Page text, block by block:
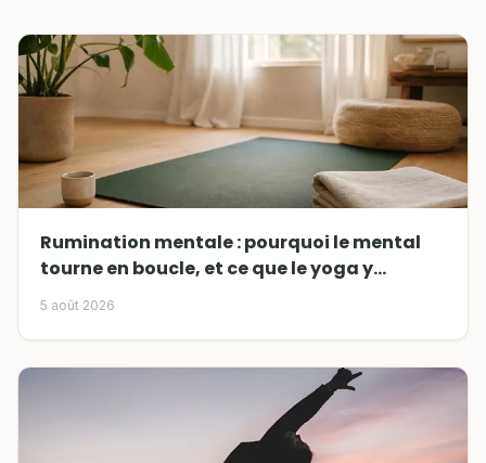
Rumination mentale : pourquoi le mental
tourne en boucle, et ce que le yoga y
change
5 août 2026